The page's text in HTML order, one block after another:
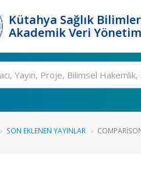
Kütahya Sağlık
Akademik Veri
SON EKLENEN YAYINLAR